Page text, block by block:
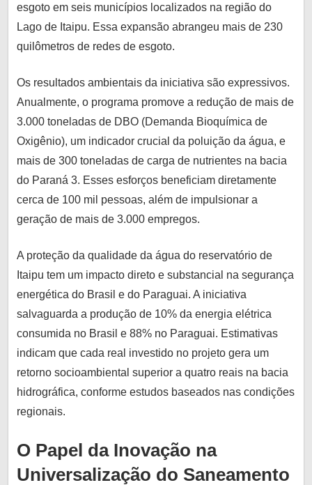
esgoto em seis municípios localizados na região do
Lago de Itaipu. Essa expansão abrangeu mais de 230
quilômetros de redes de esgoto.
Os resultados ambientais da iniciativa são expressivos.
Anualmente, o programa promove a redução de mais de
3.000 toneladas de DBO (Demanda Bioquímica de
Oxigênio), um indicador crucial da poluição da água, e
mais de 300 toneladas de carga de nutrientes na bacia
do Paraná 3. Esses esforços beneficiam diretamente
cerca de 100 mil pessoas, além de impulsionar a
geração de mais de 3.000 empregos.
A proteção da qualidade da água do reservatório de
Itaipu tem um impacto direto e substancial na segurança
energética do Brasil e do Paraguai. A iniciativa
salvaguarda a produção de 10% da energia elétrica
consumida no Brasil e 88% no Paraguai. Estimativas
indicam que cada real investido no projeto gera um
retorno socioambiental superior a quatro reais na bacia
hidrográfica, conforme estudos baseados nas condições
regionais.
O Papel da Inovação na
Universalização do Saneamento